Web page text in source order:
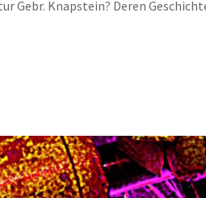
Gebr. Knapstein? Deren